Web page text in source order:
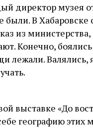
директор музея
были. В Хабаровске
из
Конечно,
лежали. Валялись,
выставке «До
географию